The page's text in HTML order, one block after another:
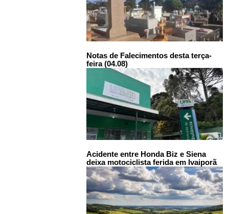
Notas de Falecimentos desta terça-
feira (04.08)
Acidente entre Honda Biz e Siena
deixa motociclista ferida em Ivaiporã